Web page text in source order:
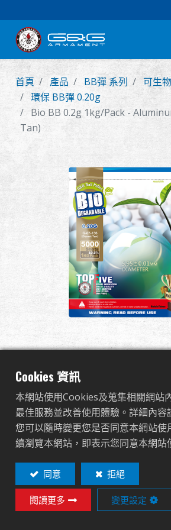
新產品
步槍
關於怪怪
活動與報導
支援服務
繁體中文
Français
首頁 產品 BB彈 系列
可生
環保 BB彈 0.20g
Bio BB 0.2g 1kg/Pack -
Tan)
Aluminum Foil
G-07-136
G-07-136
Contact Login
需要經銷商登入查看此
Cookies 資訊
本網站使用Cookies及蒐集相關網站
最佳服務並改善使用體驗。詳細內容
您可以隨時變更您是否同意本網站
續瀏覽本網站，即表示您同意本網站
同意
拒絕
閱讀更多
變更設定